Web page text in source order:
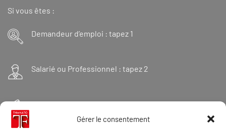
Gérer le consentement
Si vous êtes :
Demandeur d’emploi : tapez 1
Salarié ou Professionnel : tapez 2
Financeur : tapez 3